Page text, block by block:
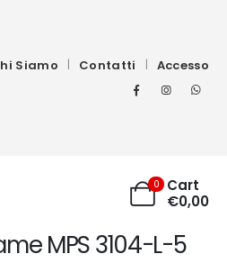
Siamo Contatti Accesso
0
Cart
€0,00
MPS 3104-L-5